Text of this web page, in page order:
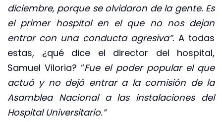
diciembre, porque se olvidaron de la gente. Es
el primer hospital en el que no nos dejan
entrar con una conducta agresiva”.A todas
estas, ¿qué dice el director del hospital,
Samuel Viloria? “Fue el poder popular el que
actuó y no dejó entrar a la comisión de la
Asamblea Nacional a las instalaciones del
Hospital Universitario.”